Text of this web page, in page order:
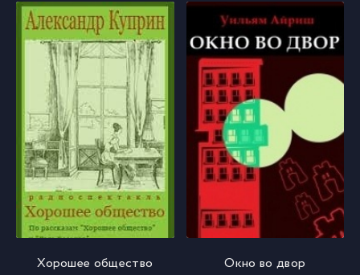
Хорошее общество Окно во двор